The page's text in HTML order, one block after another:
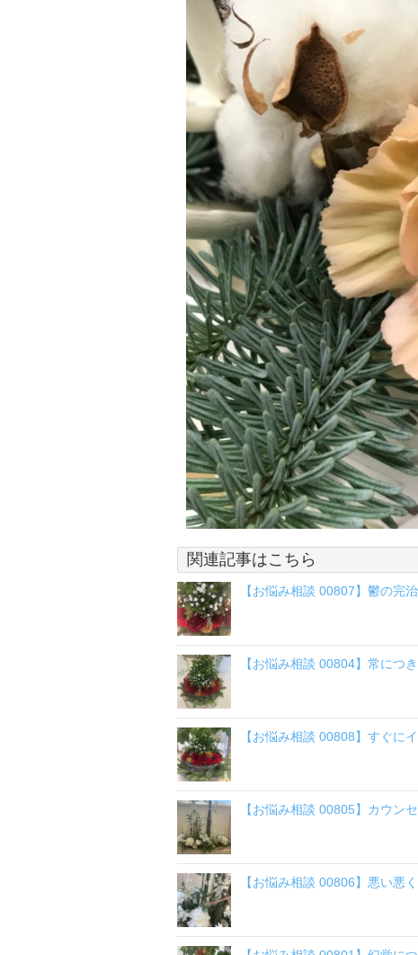
関連記事はこちら
【お悩み相談 00807】鬱の完
【お悩み相談 00804】常につ
【お悩み相談 00808】すぐに
【お悩み相談 00805】カウン
【お悩み相談 00806】悪い悪